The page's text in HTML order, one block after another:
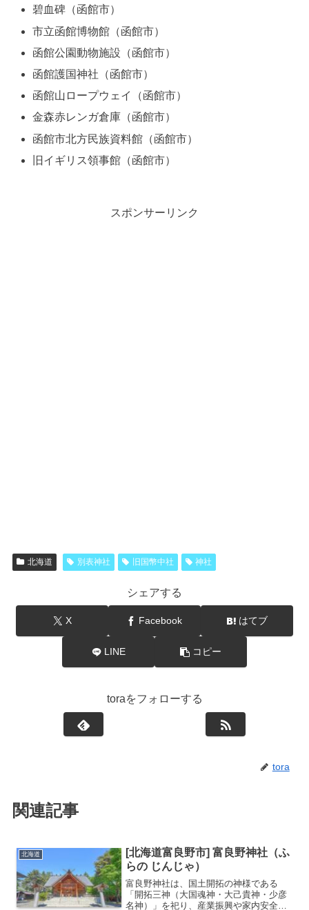
碧血碑（函館市）
市立函館博物館（函館市）
函館公園動物施設（函館市）
函館護国神社（函館市）
函館山ロープウェイ（函館市）
金森赤レンガ倉庫（函館市）
函館市北方民族資料館（函館市）
旧イギリス領事館（函館市）
スポンサーリンク
北海道 別表神社 旧国幣中社 神社
シェアする
X Facebook はてブ
LINE コピー
toraをフォローする
tora
関連記事
北海道
[北海道富良野市] 富良野神社（ふ
らの じんじゃ）
富良野神社は、国土開拓の神様である
「開拓三神（大国魂神・大己貴神・少彦
名神）」を祀り、産業振興や家内安全の